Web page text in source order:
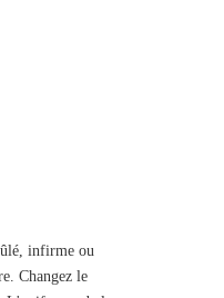
infirme ou
Changez le